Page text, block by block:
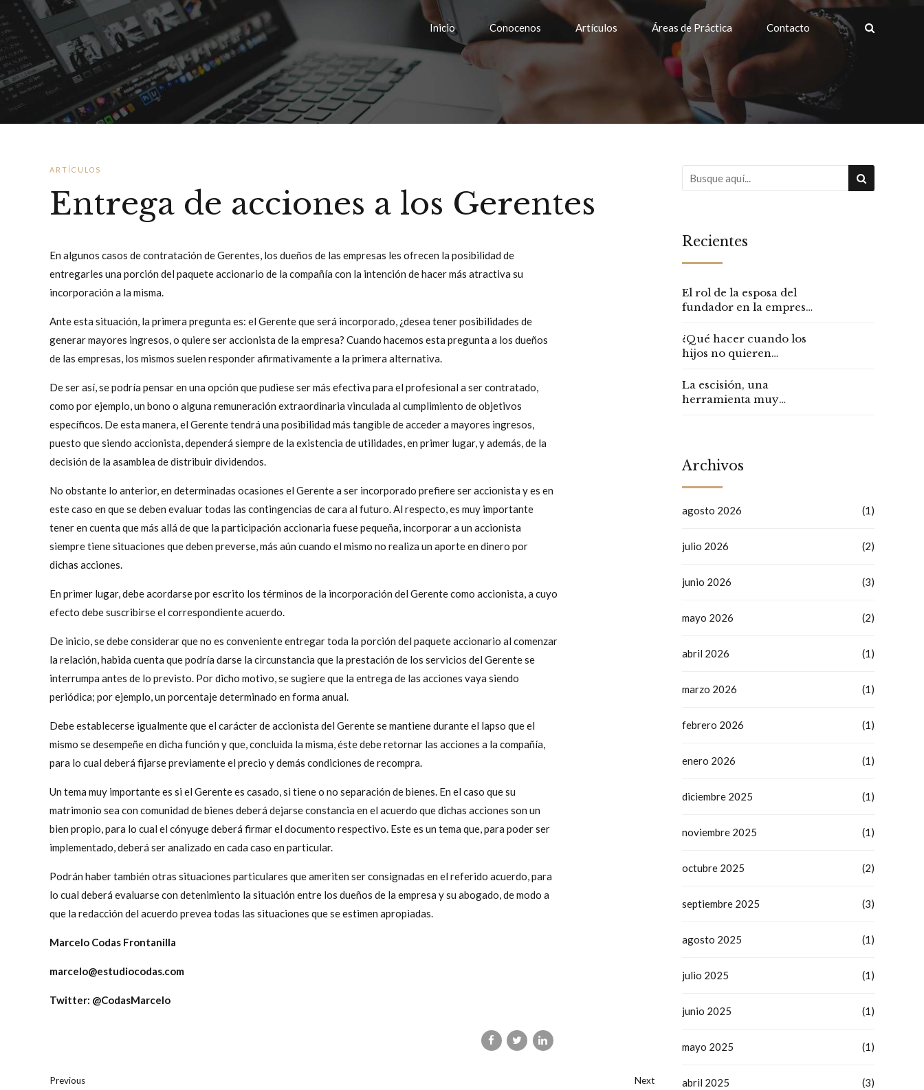
Inicio Conocenos Artículos Áreas de Práctica Contacto
ARTÍCULOS
Entrega de acciones a los Gerentes
En algunos casos de contratación de Gerentes, los dueños de las empresas les ofrecen la posibilidad de
entregarles una porción del paquete accionario de la compañía con la intención de hacer más atractiva su
incorporación a la misma.
Ante esta situación, la primera pregunta es: el Gerente que será incorporado, ¿desea tener posibilidades de
generar mayores ingresos, o quiere ser accionista de la empresa? Cuando hacemos esta pregunta a los dueños
de las empresas, los mismos suelen responder afirmativamente a la primera alternativa.
De ser así, se podría pensar en una opción que pudiese ser más efectiva para el profesional a ser contratado,
como por ejemplo, un bono o alguna remuneración extraordinaria vinculada al cumplimiento de objetivos
específicos. De esta manera, el Gerente tendrá una posibilidad más tangible de acceder a mayores ingresos,
puesto que siendo accionista, dependerá siempre de la existencia de utilidades, en primer lugar, y además, de la
decisión de la asamblea de distribuir dividendos.
No obstante lo anterior, en determinadas ocasiones el Gerente a ser incorporado prefiere ser accionista y es en
este caso en que se deben evaluar todas las contingencias de cara al futuro. Al respecto, es muy importante
tener en cuenta que más allá de que la participación accionaria fuese pequeña, incorporar a un accionista
siempre tiene situaciones que deben preverse, más aún cuando el mismo no realiza un aporte en dinero por
dichas acciones.
En primer lugar, debe acordarse por escrito los términos de la incorporación del Gerente como accionista, a cuyo
efecto debe suscribirse el correspondiente acuerdo.
De inicio, se debe considerar que no es conveniente entregar toda la porción del paquete accionario al comenzar
la relación, habida cuenta que podría darse la circunstancia que la prestación de los servicios del Gerente se
interrumpa antes de lo previsto. Por dicho motivo, se sugiere que la entrega de las acciones vaya siendo
periódica; por ejemplo, un porcentaje determinado en forma anual.
Debe establecerse igualmente que el carácter de accionista del Gerente se mantiene durante el lapso que el
mismo se desempeñe en dicha función y que, concluida la misma, éste debe retornar las acciones a la compañía,
para lo cual deberá fijarse previamente el precio y demás condiciones de recompra.
Un tema muy importante es si el Gerente es casado, si tiene o no separación de bienes. En el caso que su
matrimonio sea con comunidad de bienes deberá dejarse constancia en el acuerdo que dichas acciones son un
bien propio, para lo cual el cónyuge deberá firmar el documento respectivo. Este es un tema que, para poder ser
implementado, deberá ser analizado en cada caso en particular.
Podrán haber también otras situaciones particulares que ameriten ser consignadas en el referido acuerdo, para
lo cual deberá evaluarse con detenimiento la situación entre los dueños de la empresa y su abogado, de modo a
que la redacción del acuerdo prevea todas las situaciones que se estimen apropiadas.
Marcelo Codas Frontanilla
marcelo@estudiocodas.com
Twitter: @CodasMarcelo
Previous Next
Recientes
El rol de la esposa del
fundador en la empresa
¿Qué hacer cuando los
hijos no quieren
empresa familiar?
La escisión, una
herramienta muy
Archivos
agosto 2026 (1)
julio 2026 (2)
junio 2026 (3)
mayo 2026 (2)
abril 2026 (1)
marzo 2026 (1)
febrero 2026 (1)
enero 2026 (1)
diciembre 2025 (1)
noviembre 2025 (1)
octubre 2025 (2)
septiembre 2025 (3)
agosto 2025 (1)
julio 2025 (1)
junio 2025 (1)
mayo 2025 (1)
abril 2025 (3)